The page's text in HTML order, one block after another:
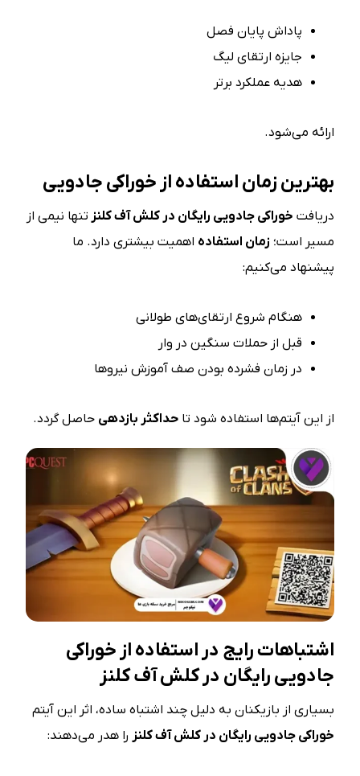
پاداش پایان فصل
جایزه ارتقای لیگ
هدیه عملکرد برتر
ارائه می‌شود.
بهترین زمان استفاده از خوراکی جادویی
دریافت خوراکی جادویی رایگان در کلش آف کلنز تنها نیمی از
مسیر است؛ زمان استفاده اهمیت بیشتری دارد. ما
پیشنهاد می‌کنیم:
هنگام شروع ارتقای‌های طولانی
قبل از حملات سنگین در وار
در زمان فشرده بودن صف آموزش نیروها
از این آیتم‌ها استفاده شود تاحداکثر بازدهی حاصل گردد.
اشتباهات رایج در استفاده از خوراکی
جادویی رایگان در کلش آف کلنز
بسیاری از بازیکنان به دلیل چند اشتباه ساده، اثر این آیتم
خوراکی جادویی رایگان در کلش آف کلنز را هدر می‌دهند: